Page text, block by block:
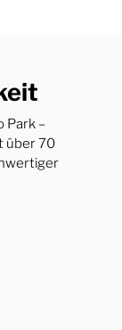
Park –
über 70